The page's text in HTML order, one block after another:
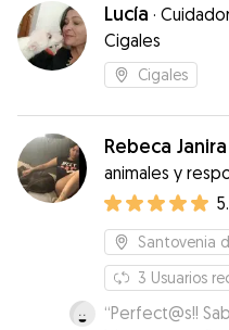
Lucía ·
Cigales
Cigales
Rebeca Janira
animales y
Santovenia
3 Usuarios
“Perfect@s!!